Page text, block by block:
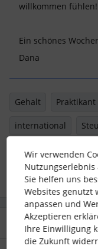
willkommen fühlen!
Ein schönes
Dana
Gehalt Praktikant
international
1 Personen
3 Antworten
Wir verwenden
Nutzungserlebnis
Sie helfen uns
Websites genutzt
anpassen und
Akzeptieren
Ihre Einwilligung
die Zukunft